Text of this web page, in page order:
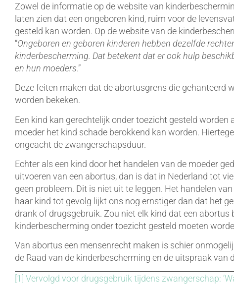
Zowel de informatie op de website van
laten zien dat een ongeboren kind, ruim voor de
gesteld kan worden. Op de website van de
“Ongeboren en geboren kinderen hebben dezelfde
kinderbescherming. Dat betekent dat er ook hulp
en hun moeders.”
Deze feiten maken dat de abortusgrens die gehanteerd
worden bekeken.
Een kind kan gerechtelijk onder toezicht gesteld worden
moeder het kind schade berokkend kan worden.
ongeacht de zwangerschapsduur.
Echter als een kind door het handelen van de moeder
uitvoeren van een abortus, dan is dat in Nederland tot
geen probleem. Dit is niet uit te leggen. Het handelen
haar kind tot gevolg lijkt ons nog ernstiger dan dat het
drank of drugsgebruik. Zou niet elk kind dat een abortus
kinderbescherming onder toezicht gesteld moeten
Van abortus een mensenrecht maken is schier
de Raad van de kinderbescherming en de uitspraak van
[1] Vervolgd voor drugsgebruik tijdens zwangerschap: